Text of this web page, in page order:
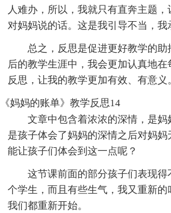
人难办，所以，我就只有直奔主题
对妈妈说的话。这是我引导不当，我
总之，反思是促进更好教学的助
后的教学生涯中，我会更加认真地
反思，让我的教学更加有效、有意义
《妈妈的账单》教学反思14
文章中包含着浓浓的深情，是妈
是孩子体会了妈妈的深情之后对妈
能让孩子们体会到这一点呢？
这节课前面的部分孩子们表现
个学生，而且有些生气，我又重新的
我们都重新开始。